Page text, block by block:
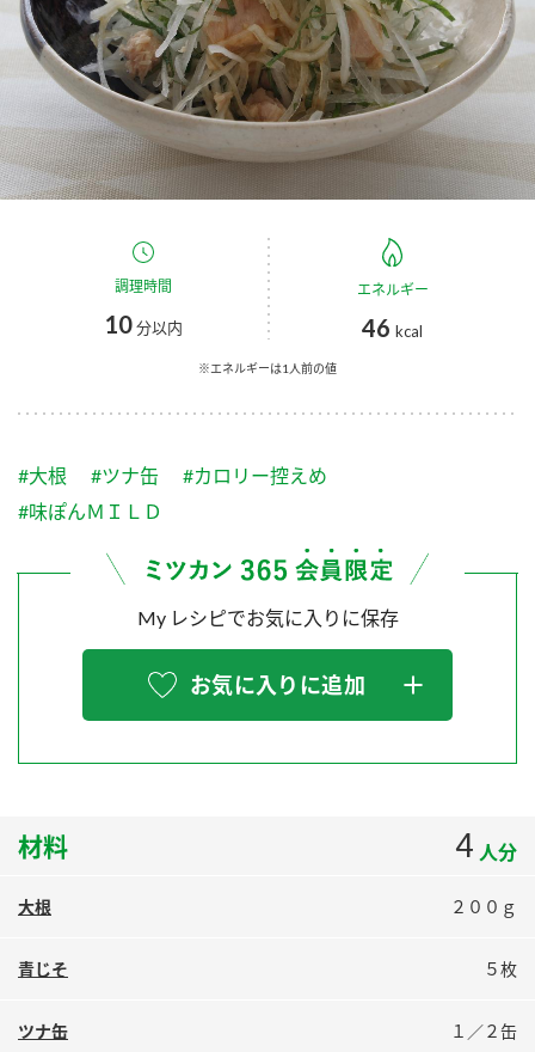
みりん風・料理酒 鍋用調味料
つゆ
スープ 中華
ふりかけ
炊き込みご飯の素 米飯用調味液
Fibee
ブランド・スペシャルサイト トップ
商品ブランドサイト
Fibee（ファイビー）
くらしプラ酢
お酢ドリンク
つゆ
納豆のサイト
三ツ判山吹
スペシャルサイト
お酢を知ろう！
すしラボ
納豆の豆知識
ロングセラー商品 ＋ おすすめレシピ
企業情報
国内事業概要
企業理念
ミツカンの歴史
ミツカンを知る
環境への取り組み
MIM（ミツカンミュージアム）
お客様相談センター
お客様の声をいかしました
販売終了製品のご案内
よくあるご質問
調理時間
10分以内
エネルギー
46 kcal
※エネルギーは1人前の値
#大根 #ツナ缶
#カロリー控えめ
#味ぽんＭＩＬＤ
My レシピでお気に入りに保存
お気に入りに追加
材料 4 人分
大根 ２００ｇ
青じそ ５枚
ツナ缶 １／２缶